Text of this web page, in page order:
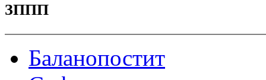
ЗППП
Баланопостит